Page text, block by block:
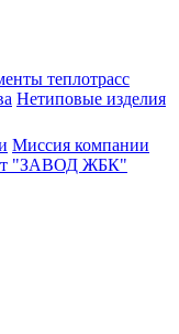
теплотрасс
Нетиповые изделия
Миссия компании
"ЗАВОД ЖБК"